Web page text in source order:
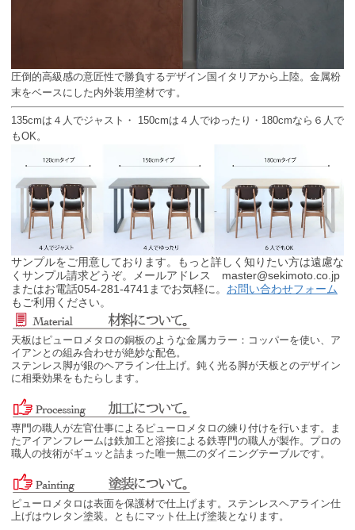
圧倒的高級感の意匠性で勝負するデザイン国イタリアから上陸。金属粉
末をベースにした内外装用塗材です。
135cmは４人でジャスト・ 150cmは４人でゆったり・180cmなら６人で
もOK。
サンプルをご用意しております。もっと詳しく知りたい方は遠慮な
くサンプル請求どうぞ。メールアドレス master@sekimoto.co.jp
またはお電話054-281-4741までお気軽に。 お問い合わせフォーム
もご利用ください。
天板はピューロメタロの銅板のような金属カラー：コッパーを使い、ア
イアンとの組み合わせが絶妙な配色。
ステンレス脚が銀のヘアライン仕上げ。鈍く光る脚が天板とのデザイン
に相乗効果をもたらします。
専門の職人が左官仕事によるピューロメタロの練り付けを行います。ま
たアイアンフレームは鉄加工と溶接による鉄専門の職人が製作。プロの
職人の技術がギュッと詰まった唯一無二のダイニングテーブルです。
ピューロメタロは表面を保護材で仕上げます。ステンレスヘアライン仕
上げはウレタン塗装。ともにマット仕上げ塗装となります。